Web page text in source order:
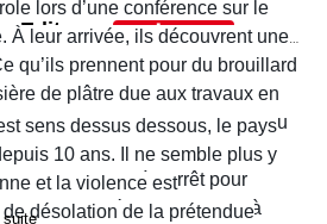
des autres. Le récit ne cesse
et de nous tenir en haleine.
Editeur :
Format normal
29047-1
: 48
lors d’une conférence sur le
À leur arrivée, ils découvrent une
qu’ils prennent pour du brouillard
de plâtre due aux travaux en
la ville. Quant au tramway ou
prendre pour rejoindre leur
sont eux aussi à l’arrêt pour
ils décident d’y aller à
sens dessus dessous, le pays
10 ans. Il ne semble plus y
et la violence est
désolation de la prétendue